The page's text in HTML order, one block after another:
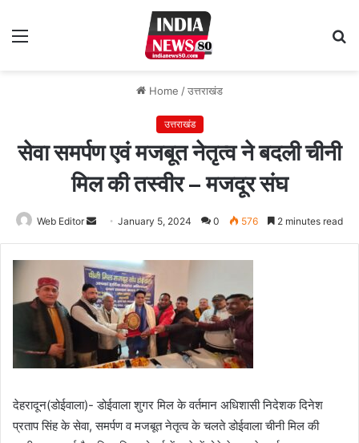
Home /उत्तराखंड
उत्तराखंड
सेवा समर्पण एवं मजबूत नेतृत्व ने बदली चीनी
मिल की तस्वीर – मजदूर संघ
Web Editor
Send
an
email
January 5, 2024 0 576 2 minutes read
देहरादून(डोईवाला)- डोईवाला शुगर मिल के वर्तमान अधिशासी निदेशक दिनेश
प्रताप सिंह के सेवा, समर्पण व मजबूत नेतृत्व के चलते डोईवाला चीनी मिल की